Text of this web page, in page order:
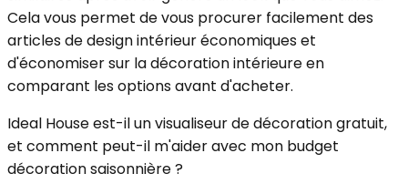
Cela vous permet de vous procurer facilement des
articles de design intérieur économiques et
d'économiser sur la décoration intérieure en
comparant les options avant d'acheter.
Ideal House est-il un visualiseur de décoration gratuit,
et comment peut-il m'aider avec mon budget
décoration saisonnière ?